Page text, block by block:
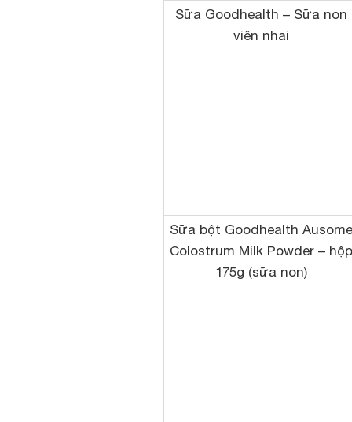
Sữa Goodhealth – Sữa non
viên nhai
Sữa bột Goodhealth Ausome
Colostrum Milk Powder – hộp
175g (sữa non)